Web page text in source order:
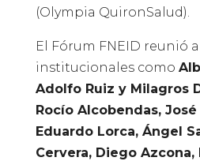
(Olympia QuironSalud).
El Fórum FNEID reunió
institucionales como
Adolfo Ruiz y Milagros
Rocío Alcobendas,
Eduardo Lorca, Ángel
Cervera, Diego